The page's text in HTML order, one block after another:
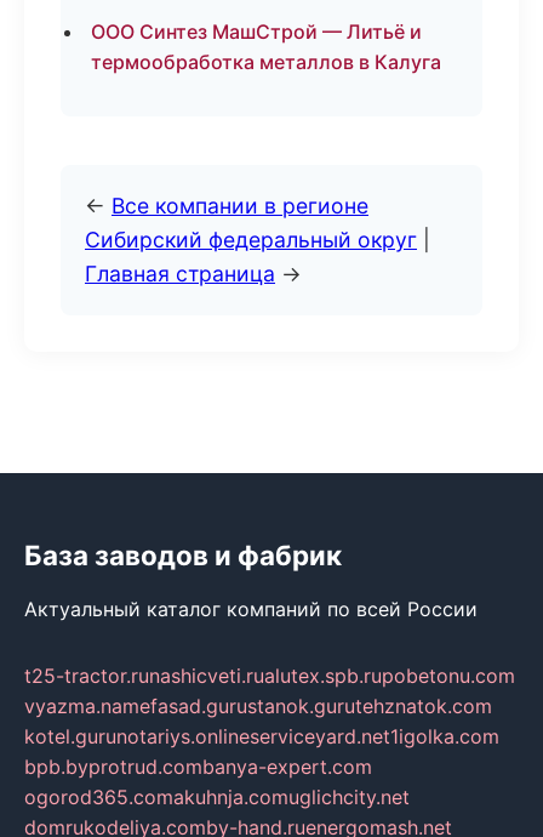
ООО Синтез МашСтрой — Литьё и
термообработка металлов в Калуга
← Все компании в регионе
Сибирский федеральный округ
Главная страница →
База заводов и фабрик
Актуальный каталог компаний по всей России
t25-tractor.runashicveti.rualutex.spb.rupobetonu.com
vyazma.namefasad.gurustanok.gurutehznatok.com
kotel.gurunotariys.onlineserviceyard.net1igolka.com
bpb.byprotrud.combanya-expert.com
ogorod365.comakuhnja.comuglichcity.net
domrukodeliya.comby-hand.ruenergomash.net